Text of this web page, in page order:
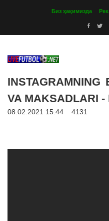
Биз ҳақимизда
INSTAGRAMNING
VA MAKSADLARI -
08.02.2021 15:44 4131